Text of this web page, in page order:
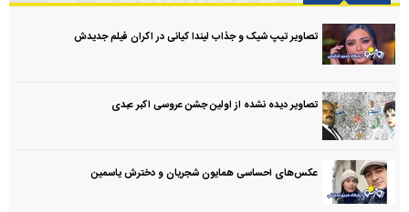
تصاویر تیپ شیک و جذاب لیندا کیانی در اکران فیلم جدیدش
تصاویر دیده نشده از اولین جشن عروسی اکبر عبدی
عکس‌های احساسی همایون شجریان و دخترش یاسمین